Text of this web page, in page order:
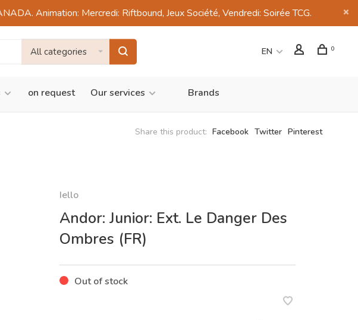
Animation: Mercredi: Riftbound, Jeux Société, Vendredi: Soirée TCG.
All categories EN 0
on request Our services Brands
Share this product: Facebook Twitter Pinterest
Iello
Andor: Junior: Ext. Le Danger Des
Ombres (FR)
Out of stock